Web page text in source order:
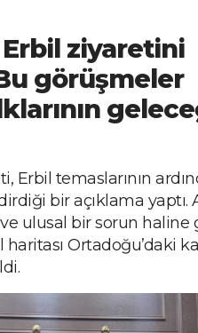
ziyaretini
görüşmeler
Erbil temaslarının
bir açıklama yaptı.
ulusal bir sorun haline
haritası Ortadoğu’daki